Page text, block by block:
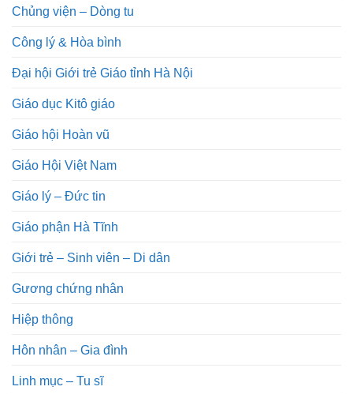
Chủng viện – Dòng tu
Công lý & Hòa bình
Đại hội Giới trẻ Giáo tỉnh Hà Nội
Giáo dục Kitô giáo
Giáo hội Hoàn vũ
Giáo Hội Việt Nam
Giáo lý – Đức tin
Giáo phận Hà Tĩnh
Giới trẻ – Sinh viên – Di dân
Gương chứng nhân
Hiệp thông
Hôn nhân – Gia đình
Linh mục – Tu sĩ